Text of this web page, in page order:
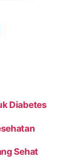
Diabetes
Sehat